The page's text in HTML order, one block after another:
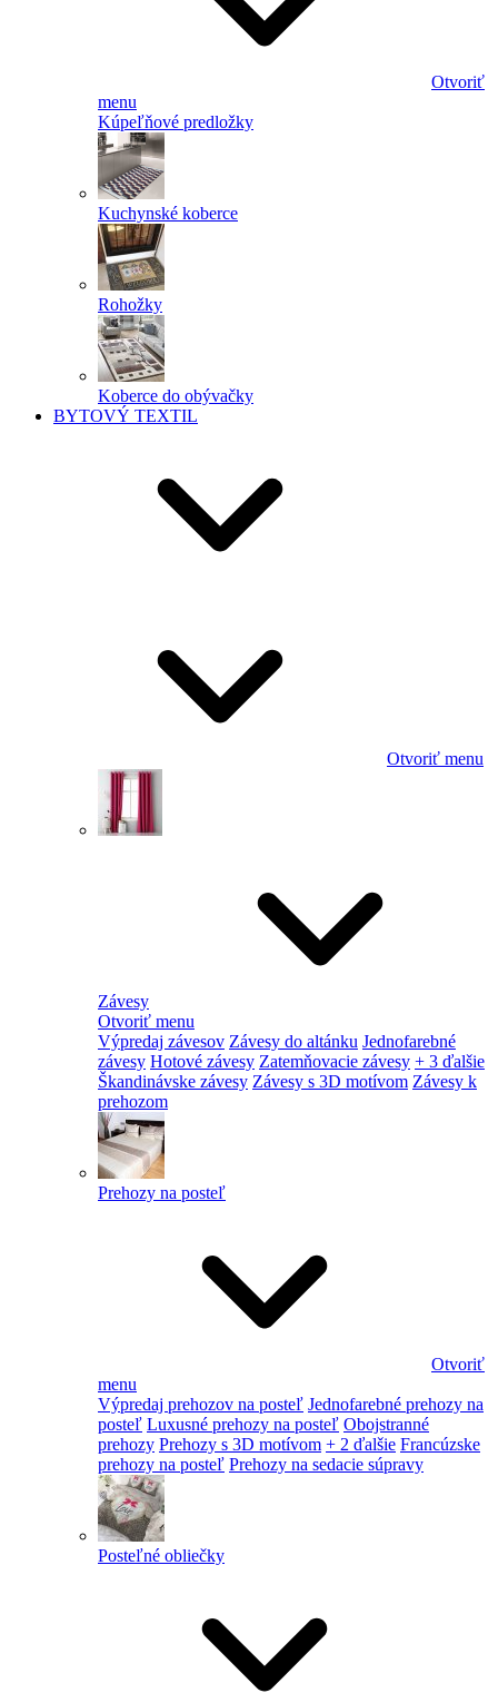
Otvoriť
menu
Kúpeľňové predložky
Kuchynské koberce
Rohožky
Koberce do obývačky
BYTOVÝ TEXTIL
Otvoriť menu
Závesy
Otvoriť menu
Výpredaj závesov Závesy do altánku Jednofarebné
závesy Hotové závesy Zatemňovacie závesy + 3 ďalšie
Škandinávske závesy Závesy s 3D motívom Závesy k
prehozom
Prehozy na posteľ
Otvoriť
menu
Výpredaj prehozov na posteľ Jednofarebné prehozy na
posteľ Luxusné prehozy na posteľ Obojstranné
prehozy Prehozy s 3D motívom + 2 ďalšie Francúzske
prehozy na posteľ Prehozy na sedacie súpravy
Posteľné obliečky